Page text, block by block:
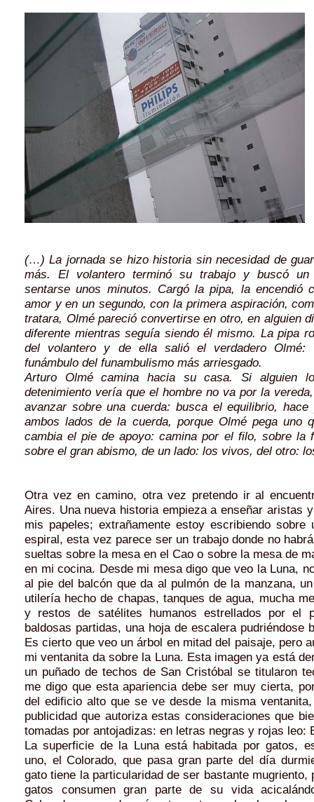
(…) La jornada se hizo historia sin necesidad de
más. El volantero terminó su trabajo y buscó un
sentarse unos minutos. Cargó la pipa, la encendió
amor y en un segundo, con la primera aspiración,
tratara, Olmé pareció convertirse en otro, en alguien
diferente mientras seguía siendo él mismo. La pipa
del volantero y de ella salió el verdadero Olmé:
funámbulo del funambulismo más arriesgado.
Arturo Olmé camina hacia su casa. Si alguien
detenimiento vería que el hombre no va por la
avanzar sobre una cuerda: busca el equilibrio,
ambos lados de la cuerda, porque Olmé pega uno
cambia el pie de apoyo: camina por el filo, sobre la
sobre el gran abismo, de un lado: los vivos, del otro:
Otra vez en camino, otra vez pretendo ir al
Aires. Una nueva historia empieza a enseñar aristas
mis papeles; extrañamente estoy escribiendo sobre
espiral, esta vez parece ser un trabajo donde no
sueltas sobre la mesa en el Cao o sobre la mesa de
en mi cocina. Desde mi mesa digo que veo la Luna,
al pie del balcón que da al pulmón de la manzana,
utilería hecho de chapas, tanques de agua, mucha
y restos de satélites humanos estrellados por el
baldosas partidas, una hoja de escalera pudriéndose
Es cierto que veo un árbol en mitad del paisaje, pero
mi ventanita da sobre la Luna. Esta imagen ya está
un puñado de techos de San Cristóbal se titularon
me digo que esta apariencia debe ser muy cierta,
del edificio alto que se ve desde la misma
publicidad que autoriza estas consideraciones que
tomadas por antojadizas: en letras negras y rojas leo:
La superficie de la Luna está habitada por gatos,
uno, el Colorado, que pasa gran parte del día
gato tiene la particularidad de ser bastante mugriento,
gatos consumen gran parte de su vida